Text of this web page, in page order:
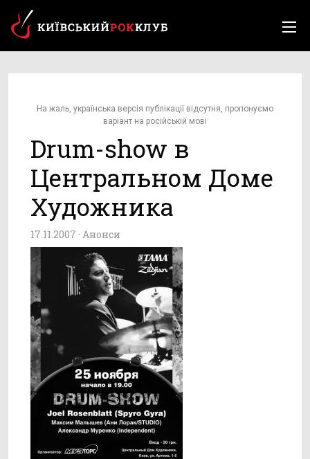
На жаль, українська версія публікації відсутня, пропонуємо
варіант на російській мові
Drum-show в
Центральном Доме
Художника
17.11.2007 · Анонси